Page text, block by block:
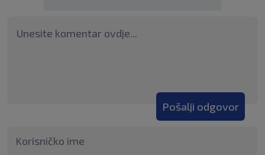
Pošalji odgovor